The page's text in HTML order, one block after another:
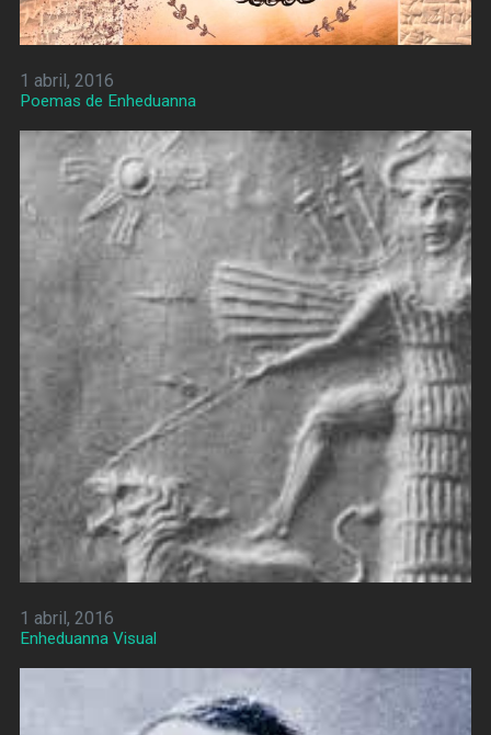
1 abril, 2016
Poemas de Enheduanna
1 abril, 2016
Enheduanna Visual